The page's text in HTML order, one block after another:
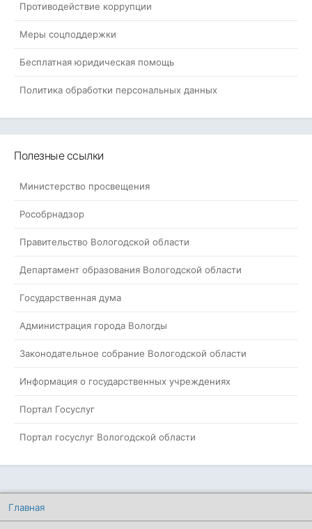
Противодействие коррупции
Меры соцподдержки
Бесплатная юридическая помощь
Политика обработки персональных данных
Полезные ссылки
Министерство просвещения
Рособрнадзор
Правительство Вологодской области
Департамент образования Вологодской области
Государственная дума
Администрация города Вологды
Законодательное собрание Вологодской области
Информация о государственных учреждениях
Портал Госуслуг
Портал госуслуг Вологодской области
Главная